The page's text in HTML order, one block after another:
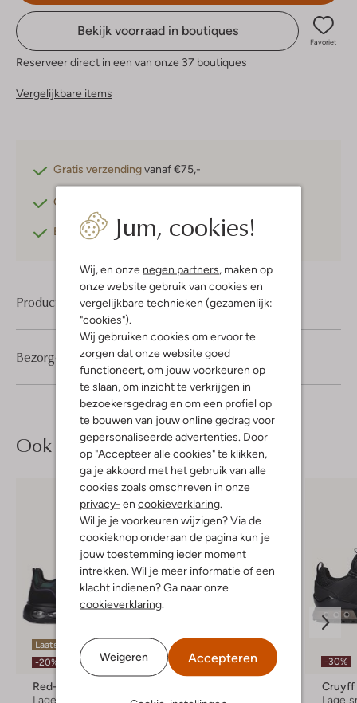
Jum, cookies!
Wij, en onze negen partners , maken op
onze website gebruik van cookies en
vergelijkbare technieken (gezamenlijk:
"cookies").
Wij gebruiken cookies om ervoor te
zorgen dat onze website goed
functioneert, om jouw voorkeuren op
te slaan, om inzicht te verkrijgen in
bezoekersgedrag en om een profiel op
te bouwen van jouw online gedrag voor
gepersonaliseerde advertenties. Door
op "Accepteer alle cookies" te klikken,
ga je akkoord met het gebruik van alle
cookies zoals omschreven in onze
privacy- en cookieverklaring
Wil je je voorkeuren wijzigen? Via de
cookieknop onderaan de pagina kun je
jouw toestemming ieder moment
intrekken. Wil je meer informatie of een
klacht indienen? Ga naar onze
cookieverklaring
Weigeren Accepteren
Bekijk voorraad in boutiques
Favoriet
Reserveer direct in een van onze 37 boutiques
Vergelijkbare items
Gratis verzendingvanaf €75,-
Gratis retourneren
Betaal achterafmet Klarna
Product informatie
Bezorgen & retourneren
Ook iets voor jou?
Laatste maten
-20%
Red-Rag
Lage sneakers
-30%
Lage sneakers
-30%
Cruyff
Lage